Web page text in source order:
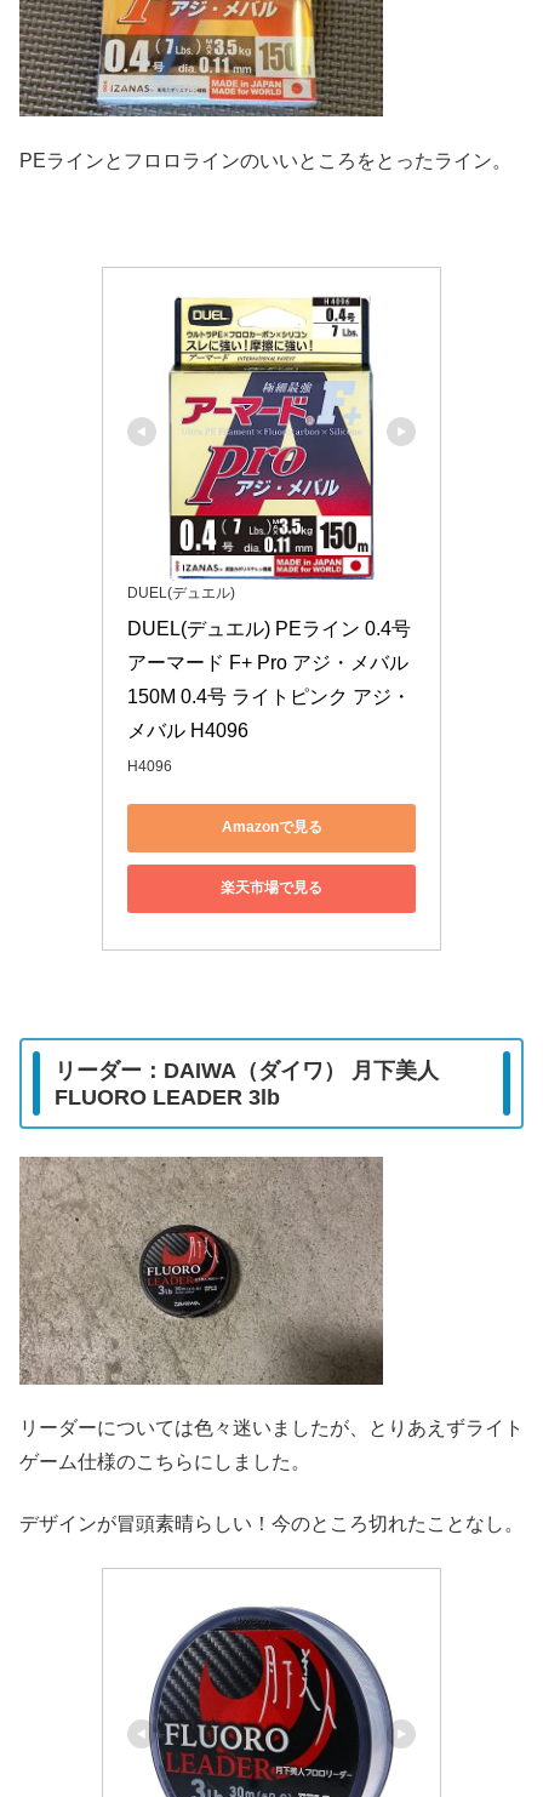
PEラインとフロロラインのいいところをとったライン。
DUEL(デュエル)
DUEL(デュエル) PEライン 0.4号
アーマード F+ Pro アジ・メバル
150M 0.4号 ライトピンク アジ・
メバル H4096
H4096
Amazonで見る
楽天市場で見る
リーダー：DAIWA（ダイワ） 月下美人
FLUORO LEADER 3lb
リーダーについては色々迷いましたが、とりあえずライト
ゲーム仕様のこちらにしました。
デザインが冒頭素晴らしい！今のところ切れたことなし。